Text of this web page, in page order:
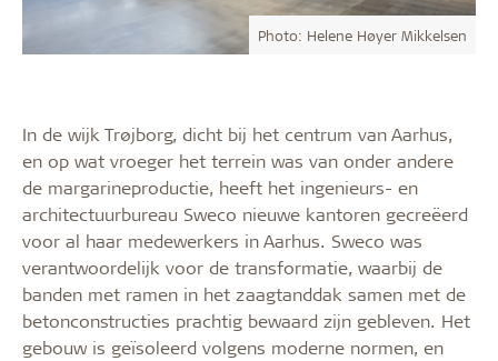
Photo: Helene Høyer Mikkelsen
In de wijk Trøjborg, dicht bij het centrum van Aarhus,
en op wat vroeger het terrein was van onder andere
de margarineproductie, heeft het ingenieurs- en
architectuurbureau Sweco nieuwe kantoren gecreëerd
voor al haar medewerkers in Aarhus. Sweco was
verantwoordelijk voor de transformatie, waarbij de
banden met ramen in het zaagtanddak samen met de
betonconstructies prachtig bewaard zijn gebleven. Het
gebouw is geïsoleerd volgens moderne normen, en